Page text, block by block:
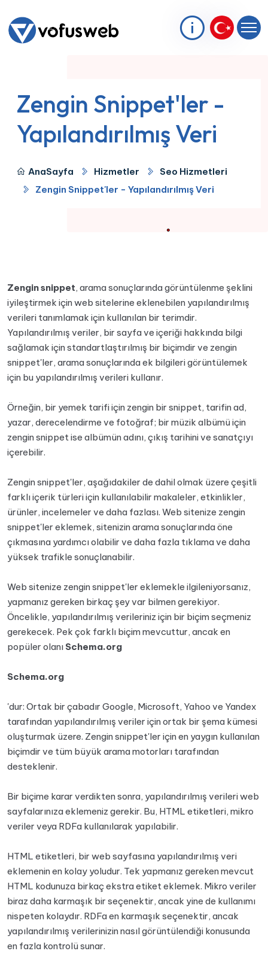
Zengin Snippet'ler -
Yapılandırılmış Veri
AnaSayfa Hizmetler
Seo Hizmetleri
Zengin Snippet'ler - Yapılandırılmış Veri
Zengin snippet, arama sonuçlarında görüntülenme şeklini
iyileştirmek için web sitelerine eklenebilen yapılandırılmış
verileri tanımlamak için kullanılan bir terimdir.
Yapılandırılmış veriler, bir sayfa ve içeriği hakkında bilgi
sağlamak için standartlaştırılmış bir biçimdir ve zengin
snippet'ler, arama sonuçlarında ek bilgileri görüntülemek
için bu yapılandırılmış verileri kullanır.
Örneğin, bir yemek tarifi için zengin bir snippet, tarifin ad,
yazar, derecelendirme ve fotoğraf; bir müzik albümü için
zengin snippet ise albümün adını, çıkış tarihini ve sanatçıyı
içerebilir.
Zengin snippet'ler, aşağıdakiler de dahil olmak üzere çeşitli
farklı içerik türleri için kullanılabilir makaleler, etkinlikler,
ürünler, incelemeler ve daha fazlası. Web sitenize zengin
snippet'ler eklemek, sitenizin arama sonuçlarında öne
çıkmasına yardımcı olabilir ve daha fazla tıklama ve daha
yüksek trafikle sonuçlanabilir.
Web sitenize zengin snippet'ler eklemekle ilgileniyorsanız,
yapmanız gereken birkaç şey var bilmen gerekiyor.
Öncelikle, yapılandırılmış verileriniz için bir biçim seçmeniz
gerekecek. Pek çok farklı biçim mevcuttur, ancak en
popüler olanı Schema.org
Schema.org
'dur: Ortak bir çabadır Google, Microsoft, Yahoo ve Yandex
tarafından yapılandırılmış veriler için ortak bir şema kümesi
oluşturmak üzere. Zengin snippet'ler için en yaygın kullanılan
biçimdir ve tüm büyük arama motorları tarafından
desteklenir.
Bir biçime karar verdikten sonra, yapılandırılmış verileri web
sayfalarınıza eklemeniz gerekir. Bu, HTML etiketleri, mikro
veriler veya RDFa kullanılarak yapılabilir.
HTML etiketleri, bir web sayfasına yapılandırılmış veri
eklemenin en kolay yoludur. Tek yapmanız gereken mevcut
HTML kodunuza birkaç ekstra etiket eklemek. Mikro veriler
biraz daha karmaşık bir seçenektir, ancak yine de kullanımı
nispeten kolaydır. RDFa en karmaşık seçenektir, ancak
yapılandırılmış verilerinizin nasıl görüntülendiği konusunda
en fazla kontrolü sunar.